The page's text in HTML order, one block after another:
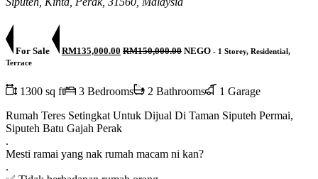
For Sale RM135,000.00 RM150,000.00 NEGO - 1 Storey, Residential,
Terrace
1300 sq ft 3 Bedrooms 2 Bathrooms
1 Garage
Rumah Teres Setingkat Untuk Dijual Di Taman Siputeh Permai,
Siputeh Batu Gajah Perak
.
Mesti ramai yang nak rumah macam ni kan?
.